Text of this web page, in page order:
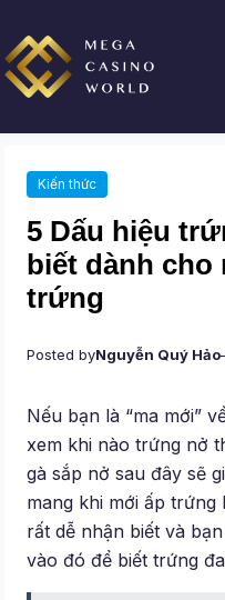
đến
phần
nội
dung
Kiến thức
5 Dấu hiệu
biết dành
trứng
Posted byNguyễn Quý Hảo
Nếu bạn là “ma mới”
xem khi nào trứng nở
gà sắp nở sau đây sẽ
mang khi mới ấp trứng
rất dễ nhận biết và
vào đó để biết trứng